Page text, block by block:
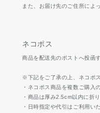
また、お届け先のご住所によ
ネコポス
商品を配送先のポストへ投函
※下記をご了承の上、ネコポ
・ネコポス商品を複数ご購入
・商品は厚み2.5cm以内に折
・日時指定や代引はご利用い